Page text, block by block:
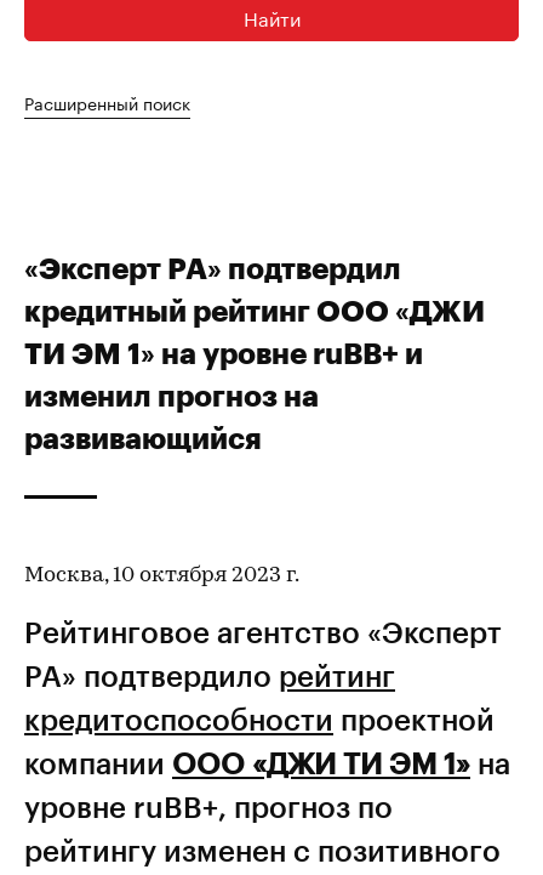
Найти
Расширенный поиск
«Эксперт РА» подтвердил
кредитный рейтинг ООО «ДЖИ
ТИ ЭМ 1» на уровне ruBB+ и
изменил прогноз на
развивающийся
Москва, 10 октября 2023 г.
Рейтинговое агентство «Эксперт
РА» подтвердило рейтинг
кредитоспособности проектной
компании ООО «ДЖИ ТИ ЭМ 1» на
уровне ruBB+, прогноз по
рейтингу изменен с позитивного